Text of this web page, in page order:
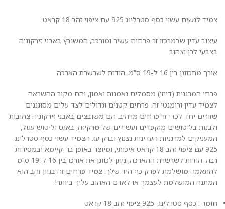
צמיד לנשים עשוי כסף סטרלינג 925 עם ציפוי זהב 18 קראט
עיצוב עדין שבמרכזו זר פרחים עשיר ומורכב, המשובץ באבני זירקוניה
בצבעי לבן וצהוב
אורך מתכוונן בין 16 ל-19 ס"מ, הודות לשרשרת הארכה
פרחי המרגנית (דייזי) מסמלים נאמנות ואמון, והם מקור ההשראה
לצמיד עדין ורומנטי זה. פרחים קטנים וגדולים לצד עלים מסוגננים
שזורים יחד לכדי זר פרחים מרהיב. הם משובצים באבני זירקוניה צהובות
ולבנות בליטושים מוקפדים ועשירים של מרקיזה, באגט וליטוש עגול,
המעניקים למרגניות העדינות נצנוץ וברק עז. הצמיד עשוי כסף סטרלינג
925 עם ציפוי זהב 18 קראט איכותי, ומיוצר באופן בר-קיימא ובמסירות
רבה. הודות לשרשרת ההארכה, ניתן לכוונן את אורכו בין 16 ל-19 ס"מ
להתאמה מושלמת לפרק כף היד שלך. צמיד פרחים זה בגוון זהב הוא
המתנה המושלמת לעצמך או לאדם האהוב עליך ביותר!
חומר : כסף סטרלינג 925 ציפוי זהב 18 קראט